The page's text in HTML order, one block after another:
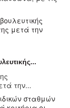
την...